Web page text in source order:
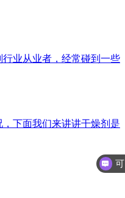
业从业者，经常碰到一些
下面我们来讲讲干燥剂是